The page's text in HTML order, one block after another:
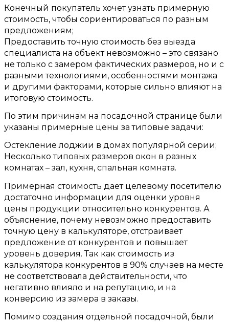
Конечный покупатель хочет узнать примерную
стоимость, чтобы сориентироваться по разным
предложениям;
Предоставить точную стоимость без выезда
специалиста на объект невозможно – это связано
не только с замером фактических размеров, но и с
разными технологиями, особенностями монтажа
и другими факторами, которые сильно влияют на
итоговую стоимость.
По этим причинам на посадочной странице были
указаны примерные цены за типовые задачи:
Остекление лоджии в домах популярной серии;
Несколько типовых размеров окон в разных
комнатах – зал, кухня, спальная комната.
Примерная стоимость дает целевому посетителю
достаточно информации для оценки уровня
цены продукции относительно конкурентов. А
объяснение, почему невозможно предоставить
точную цену в калькуляторе, отстраивает
предложение от конкурентов и повышает
уровень доверия.Так как стоимость из
калькулятора конкурентов в 90% случаев на месте
не соответствовала действительности, что
негативно влияло и на репутацию, и на
конверсию из замера в заказы.
Помимо создания отдельной посадочной, были